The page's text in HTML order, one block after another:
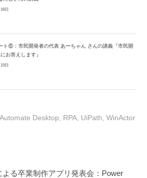
日
ト⑥：市民開発者の代表 あーちゃん さんの講義『市民開
お答えします』
日
Desktop RPA, UiPath WinActor
よる卒業制作アプリ発表会：Power